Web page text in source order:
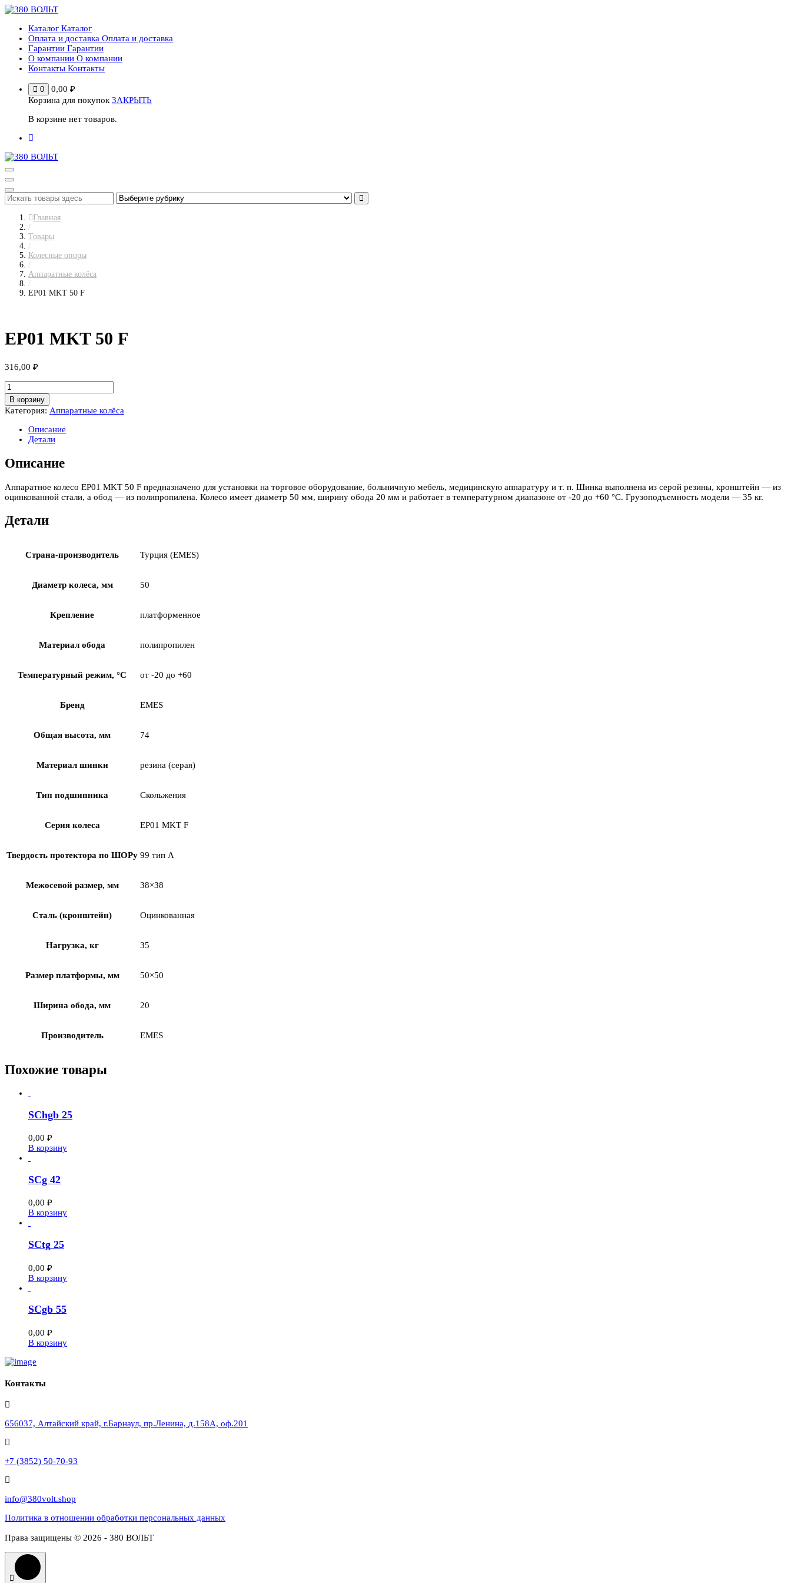
Перейти
содержимому
Каталог Каталог
Оплата и доставка Оплата и доставка
Гарантии Гарантии
О компании О компании
Контакты Контакты
0 0,00 ₽
Корзина для покупок ЗАКРЫТЬ
В корзине нет товаров.
Главная
/
Товары
/
Колесные опоры
/
Аппаратные колёса
/
EP01 MKT 50 F
EP01 MKT 50 F
316,00 ₽
Количество
товара
EP01
MKT
В корзину
Категория: Аппаратные колёса
Описание
Детали
Описание
Аппаратное колесо EP01 MKT 50 F предназначено для установки на торговое оборудование, больничную мебель, медицинскую аппаратуру и т. п. Шинка выполнена из серой резины, кронштейн — из
оцинкованной стали, а обод — из полипропилена. Колесо имеет диаметр 50 мм, ширину обода 20 мм и работает в температурном диапазоне от -20 до +60 °С. Грузоподъемность модели — 35 кг.
Детали
Страна-производитель Турция (EMES)
Диаметр колеса, мм 50
Крепление платформенное
Материал обода полипропилен
Температурный режим, °С от -20 до +60
Бренд EMES
Общая высота, мм 74
Материал шинки резина (серая)
Тип подшипника Скольжения
Серия колеса EP01 MKT F
Твердость протектора по ШОРу 99 тип А
Межосевой размер, мм 38×38
Сталь (кронштейн) Оцинкованная
Нагрузка, кг 35
Размер платформы, мм 50×50
Ширина обода, мм 20
Производитель EMES
Похожие товары
SChgb 25
0,00 ₽
В корзину
SCg 42
0,00 ₽
В корзину
SCtg 25
0,00 ₽
В корзину
SCgb 55
0,00 ₽
В корзину
Контакты
656037, Алтайский край, г.Барнаул, пр.Ленина, д.158А, оф.201
+7 (3852) 50-70-93
info@380volt.shop
Политика в отношении обработки персональных данных
Права защищены © 2026 - 380 ВОЛЬТ